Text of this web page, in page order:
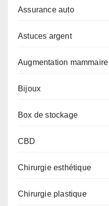
Assurance auto
Astuces argent
Augmentation mammaire
Bijoux
Box de stockage
CBD
Chirurgie esthétique
Chirurgie plastique